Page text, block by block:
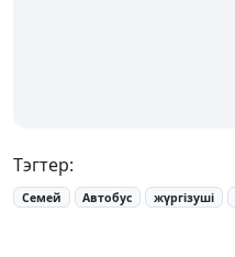
Тэгтер:
Семей Автобус жүргізуші